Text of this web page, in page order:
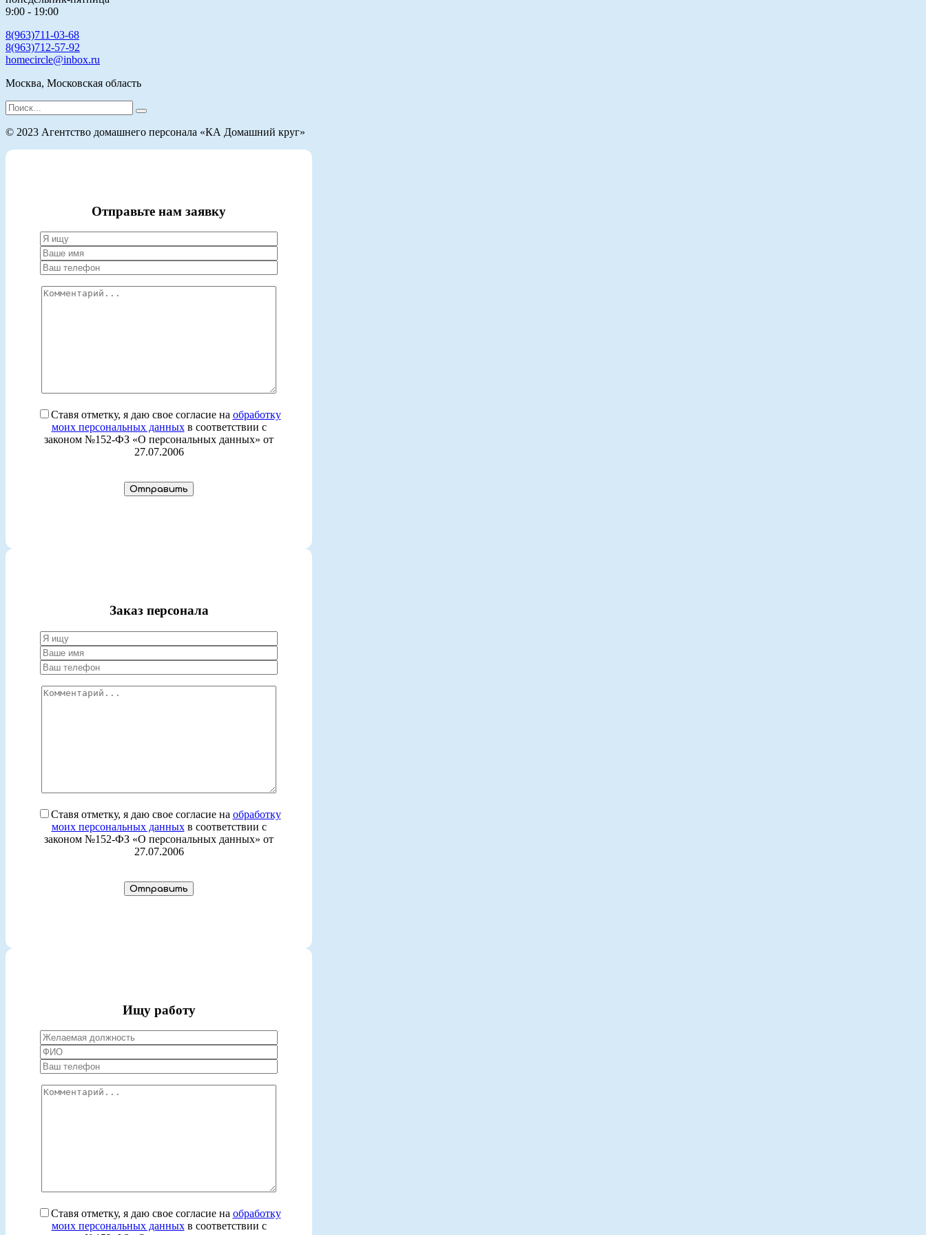
9:00 - 19:00
8(963)711-03-68
8(963)712-57-92
homecircle@inbox.ru
Москва, Московская область
Search
for:
© 2023 Агентство домашнего персонала «КА Домашний круг»
Отправьте нам заявку
Ставя отметку, я даю свое согласие на обработку
моих персональных данныхв соответствии с
законом №152-ФЗ «О персональных данных» от
27.07.2006
Заказ персонала
Ставя отметку, я даю свое согласие на обработку
моих персональных данныхв соответствии с
законом №152-ФЗ «О персональных данных» от
27.07.2006
Ищу работу
Ставя отметку, я даю свое согласие на обработку
моих персональных данныхв соответствии с